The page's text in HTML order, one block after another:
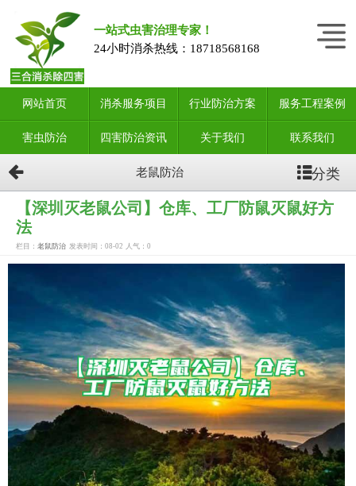
一站式虫害治理专家！
24小时消杀热线： 18718568168
网站首页 消杀服务项目 行业防治方案 服务工程案例
害虫防治 四害防治资讯 关于我们 联系我们
老鼠防治 分类
【深圳灭老鼠公司】仓库、工厂防鼠灭鼠好方
法
栏目： 老鼠防治 发表时间：08-02 人气： 0